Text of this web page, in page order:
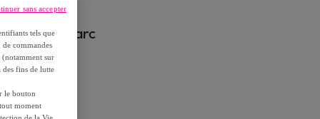
- Luminarc
tels que
commandes
(notamment sur
des fins de lutte
le bouton
moment
de la Vie
sans accepter